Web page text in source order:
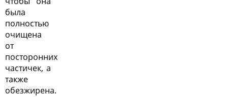
была
полностью
очищена
от
посторонних
частичек, а
также
обезжирена.